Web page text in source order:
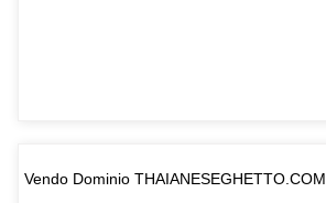
Vendo Dominio THAIANESEGHETTO.COM